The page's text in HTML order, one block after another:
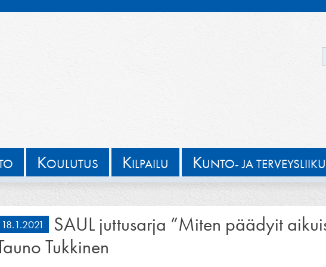
KOULUTUS KILPAILU KUNTO- JA
18.1.2021
SAUL juttusarja ”Miten päädyit
Tukkinen